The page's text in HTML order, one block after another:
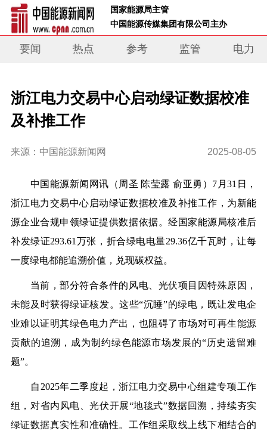
国家能源局主管
中国能源传媒集团有限公司主办
要闻 热点 参考 监管 电力
浙江电力交易中心启动绿证数据校准
及补推工作
来源：中国能源新闻网 2025-08-05
中国能源新闻网讯 （周圣 陈莹露 俞亚勇） 7月31日，
浙江电力交易中心启动绿证数据校准及补推工作，为新能
源企业合规申领绿证提供数据依据。经国家能源局核准后
补发绿证293.61万张，折合绿电电量29.36亿千瓦时，让每
一度绿电都能追溯价值，兑现碳权益。
当前，部分符合条件的风电、光伏项目因特殊原因，
未能及时获得绿证核发。这些“沉睡”的绿电，既让发电企
业难以证明其绿色电力产出，也阻碍了市场对可再生能源
贡献的追溯，成为制约绿色能源市场发展的“历史遗留难
题”。
自2025年二季度起，浙江电力交易中心组建专项工作
组，对省内风电、光伏开展“地毯式”数据回溯，持续夯实
绿证数据真实性和准确性。工作组采取线上线下相结合的